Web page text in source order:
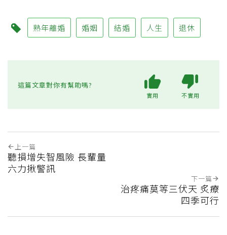
熟年離婚 婚姻 結婚 人生 退休
這篇文章對你有幫助嗎?
實用 不實用
上一篇
聽損增失智風險 長輩量
六力揪警訊
下一篇
治疼痛莫等三伏天 炙療
四季可行